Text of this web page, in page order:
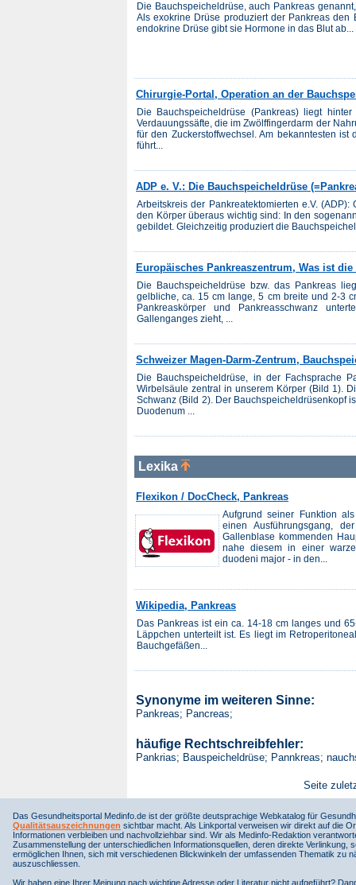
Die Bauchspeicheldrüse, auch Pankreas
Als exokrine Drüse produziert der Pankreas
endokrine Drüse gibt sie Hormone in das Blut ab...
Chirurgie-Portal, Operation an der
Die Bauchspeicheldrüse (Pankreas) liegt
Verdauungssäfte, die im Zwölffingerdarm der
für den Zuckerstoffwechsel. Am bekanntesten
führt...
ADP e. V.: Die Bauchspeicheldrüse
Arbeitskreis der Pankreatektomierten e.V.
den Körper überaus wichtig sind: In den
gebildet. Gleichzeitig produziert die
Europäisches Pankreaszentrum, Was ist
Die Bauchspeicheldrüse bzw. das Pankreas
gelbliche, ca. 15 cm lange, 5 cm breite und 2-3
Pankreaskörper und Pankreasschwanz
Gallenganges zieht, ...
Schweizer Magen-Darm-Zentrum,
Die Bauchspeicheldrüse, in der Fachsprache
Wirbelsäule zentral in unserem Körper (Bild 1).
Schwanz (Bild 2). Der Bauchspeicheldrüsenkopf
Duodenum ...
Lexika
Flexikon / DocCheck, Pankreas
Aufgrund seiner Funktion
einen Ausführungsgang,
Gallenblase kommenden
nahe diesem in einer
duodeni major - in den...
Wikipedia, Pankreas
Das Pankreas ist ein ca. 14-18 cm langes und
Läppchen unterteilt ist. Es liegt im
Bauchgefäßen...
Synonyme im weiteren Sinne:
Pankreas; Pancreas;
häufige Rechtschreibfehler:
Pankrias; Bauspeicheldrüse; Pannkreas;
Seite
Das Gesundheitsportal Medinfo.de ist der größte deutsprachige Webkatalog für
Qualitätsauszeichnungen sichtbar macht. Als Linkportal verweisen wir direkt auf die
Informationen verbleiben und nachvollziehbar sind. Wir als Medinfo-Redaktion
Zusammenstellung der unterschiedlichen Informationsquellen, deren direkte
ermöglichen Ihnen, sich mit verschiedenen Blickwinkeln der umfassenden Thematik
auszuschliessen.
Wir haben eine Ihrer Meinung nach wichtige Adresse oder Literatur nicht aufgeführt?